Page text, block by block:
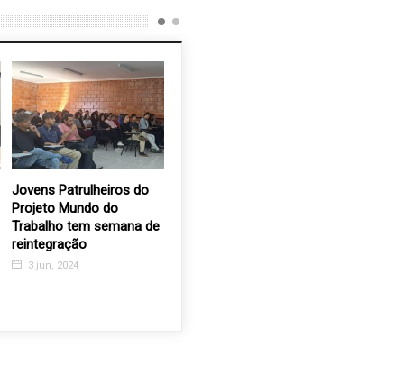
Jovens Patrulheiros do
Projeto Mundo do
Trabalho tem semana de
reintegração
3 jun, 2024